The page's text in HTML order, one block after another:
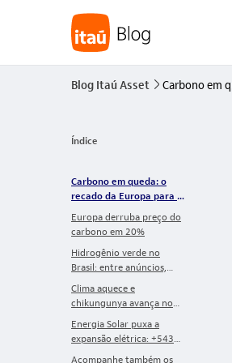
Blog Itaú Asset seta_direita Carbono em
Índice
Carbono em queda: o
recado da Europa para a
Europa derruba preço do
carbono em 20%
Hidrogênio verde no
Brasil: entre anúncios,
urgência de coordenação
Clima aquece e
chikungunya avança no
Energia Solar puxa a
expansão elétrica: +543
Acompanhe também os